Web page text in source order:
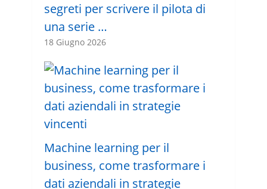
segreti per scrivere il pilota di
una serie …
18 Giugno 2026
Machine learning per il
business, come trasformare i
dati aziendali in strategie